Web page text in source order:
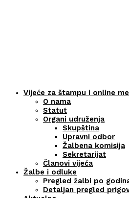
Vijeće za štampu i online
O nama
Statut
Organi udruženja
Skupština
Upravni odbor
Žalbena komisija
Sekretarijat
Članovi vijeća
Žalbe i odluke
Pregled žalbi po
Detaljan pregled